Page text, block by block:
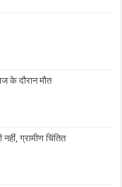
के दौरान मौत
नहीं, ग्रामीण चिंतित